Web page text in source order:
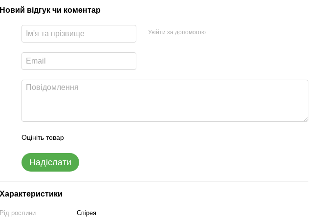
Новий відгук чи коментар
Увійти за допомогою
Оцініть товар
Надіслати
Характеристики
Рід рослини
Спірея